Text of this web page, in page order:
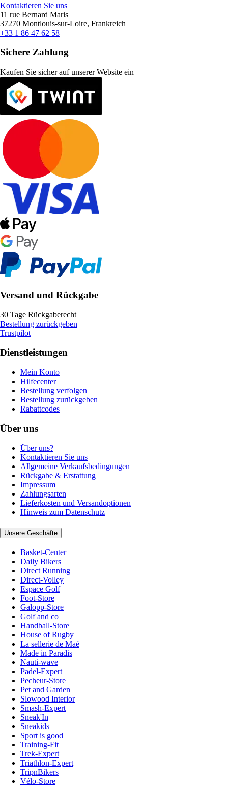
Kontaktieren Sie uns
11 rue Bernard Maris
37270 Montlouis-sur-Loire, Frankreich
+33 1 86 47 62 58
Sichere Zahlung
Kaufen Sie sicher auf unserer Website ein
Versand und Rückgabe
30 Tage Rückgaberecht
Bestellung zurückgeben
Trustpilot
Dienstleistungen
Mein Konto
Hilfecenter
Bestellung verfolgen
Bestellung zurückgeben
Rabattcodes
Über uns
Über uns?
Kontaktieren Sie uns
Allgemeine Verkaufsbedingungen
Rückgabe & Erstattung
Impressum
Zahlungsarten
Lieferkosten und Versandoptionen
Hinweis zum Datenschutz
Unsere Geschäfte
Basket-Center
Daily Bikers
Direct Running
Direct-Volley
Espace Golf
Foot-Store
Galopp-Store
Golf and co
Handball-Store
House of Rugby
La sellerie de Maé
Made in Paradis
Nauti-wave
Padel-Expert
Pecheur-Store
Pet and Garden
Slowood Interior
Smash-Expert
Sneak'In
Sneakids
Sport is good
Training-Fit
Trek-Expert
Triathlon-Expert
TripnBikers
Vélo-Store